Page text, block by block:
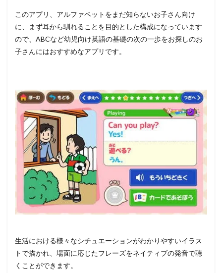
このアプリ、アルファベットをまだ知らないお子さん向け
に、まず耳から馴れることを目的とした構成になっています
ので、ABCなど幼児向け英語の基礎の次の一歩をお探しのお
子さんにはおすすめなアプリです。
生活における様々なシチュエーションがわかりやすいイラス
トで描かれ、場面に応じたフレーズをネイティブの発音で聴
くことができます。